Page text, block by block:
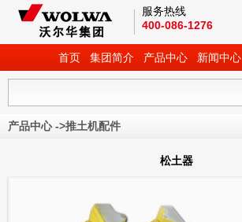
服务热线
400-086-1276
首页 集团简介 产品中心 新闻中心
产品中心->推土机配件
松土器